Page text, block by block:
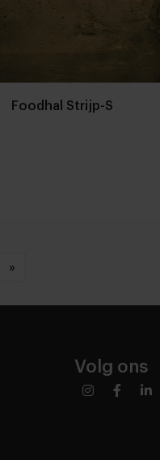
Foodhal Strijp-S
»
Volg ons